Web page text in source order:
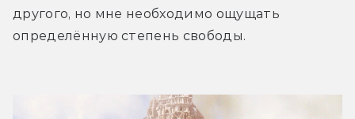
другого, но мне необходимо ощущать
определённую степень свободы.